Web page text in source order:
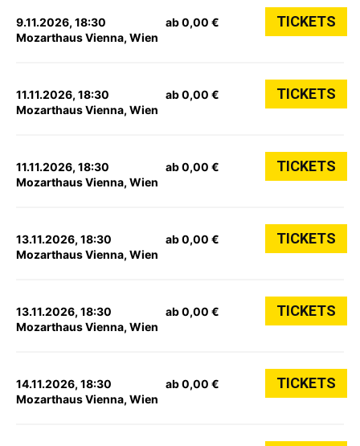
9.11.2026, 18:30
Mozarthaus Vienna, Wien
ab 0,00 € TICKETS
11.11.2026, 18:30
Mozarthaus Vienna, Wien
ab 0,00 € TICKETS
11.11.2026, 18:30
Mozarthaus Vienna, Wien
ab 0,00 € TICKETS
13.11.2026, 18:30
Mozarthaus Vienna, Wien
ab 0,00 € TICKETS
13.11.2026, 18:30
Mozarthaus Vienna, Wien
ab 0,00 € TICKETS
14.11.2026, 18:30
Mozarthaus Vienna, Wien
ab 0,00 € TICKETS